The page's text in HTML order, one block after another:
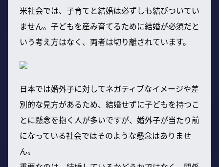
米社会では、子育てと結婚は必ずしも結びついてい
ません。子どもを産み育てるために結婚が必須だと
いう考え方はなく、両者は切り離されています。
日本では婚外子に対してネガティブなイメージや差
別的な見方があるため、結婚せずに子どもを持つこ
とに懸念を抱く人が多いですが、婚外子が当たり前
になっている社会ではそのような懸念はありませ
ん。